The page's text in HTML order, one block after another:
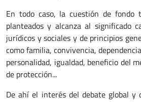
En todo caso, la cuestión de fondo
planteados y alcanza al significado
jurídicos y sociales y de principios
como familia, convivencia,
personalidad, igualdad, beneficio del
de protección...
De ahí el interés del debate global y